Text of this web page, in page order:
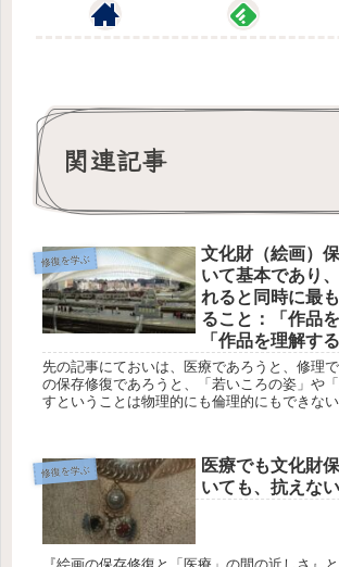
関連記事
修復を学ぶ
文化財（絵画）
いて基本であり
れると同時に最
ること：「作品
「作品を理解す
先の記事にておいは、医療であろうと、修理
の保存修復であろうと、「若いころの姿」や
すということは物理的にも倫理的にもできな
修復を学ぶ
医療でも文化財
いても、抗えな